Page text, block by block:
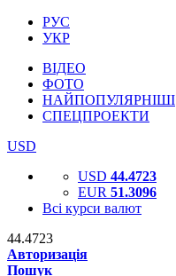
РУС
УКР
ВІДЕО
ФОТО
НАЙПОПУЛЯРНІШІ
СПЕЦПРОЕКТИ
USD
USD 44.4723
EUR 51.3096
Всі курси валют
44.4723
Авторизація
Пошук